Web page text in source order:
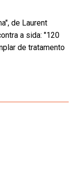
de Laurent
a sida: "120
de tratamento